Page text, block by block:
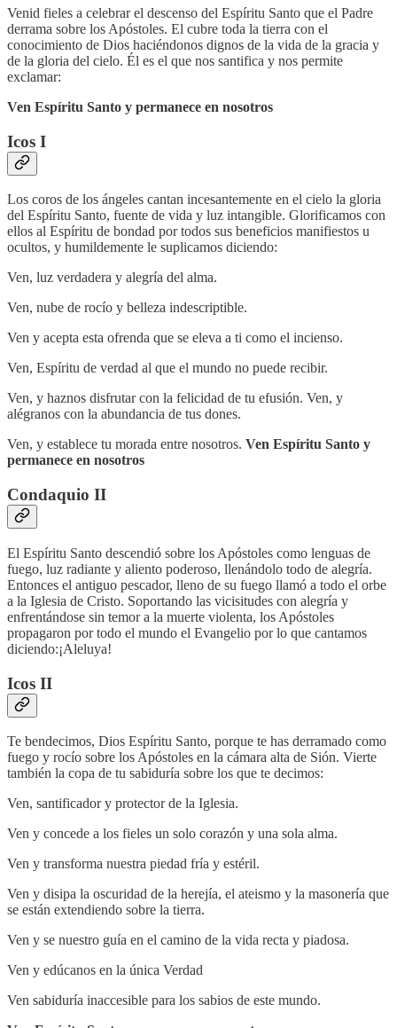
Venid fieles a celebrar el descenso del Espíritu Santo que el Padre
derrama sobre los Apóstoles. El cubre toda la tierra con el
conocimiento de Dios haciéndonos dignos de la vida de la gracia y
de la gloria del cielo. Él es el que nos santifica y nos permite
exclamar:
Ven Espíritu Santo y permanece en nosotros
Icos I
Los coros de los ángeles cantan incesantemente en el cielo la gloria
del Espíritu Santo, fuente de vida y luz intangible. Glorificamos con
ellos al Espíritu de bondad por todos sus beneficios manifiestos u
ocultos, y humildemente le suplicamos diciendo:
Ven, luz verdadera y alegría del alma.
Ven, nube de rocío y belleza indescriptible.
Ven y acepta esta ofrenda que se eleva a ti como el incienso.
Ven, Espíritu de verdad al que el mundo no puede recibir.
Ven, y haznos disfrutar con la felicidad de tu efusión. Ven, y
alégranos con la abundancia de tus dones.
Ven, y establece tu morada entre nosotros. Ven Espíritu Santo y
permanece en nosotros
Condaquio II
El Espíritu Santo descendió sobre los Apóstoles como lenguas de
fuego, luz radiante y aliento poderoso, llenándolo todo de alegría.
Entonces el antiguo pescador, lleno de su fuego llamó a todo el orbe
a la Iglesia de Cristo. Soportando las vicisitudes con alegría y
enfrentándose sin temor a la muerte violenta, los Apóstoles
propagaron por todo el mundo el Evangelio por lo que cantamos
diciendo:¡Aleluya!
Icos II
Te bendecimos, Dios Espíritu Santo, porque te has derramado como
fuego y rocío sobre los Apóstoles en la cámara alta de Sión. Vierte
también la copa de tu sabiduría sobre los que te decimos:
Ven, santificador y protector de la Iglesia.
Ven y concede a los fieles un solo corazón y una sola alma.
Ven y transforma nuestra piedad fría y estéril.
Ven y disipa la oscuridad de la herejía, el ateismo y la masonería que
se están extendiendo sobre la tierra.
Ven y se nuestro guía en el camino de la vida recta y piadosa.
Ven y edúcanos en la única Verdad
Ven sabiduría inaccesible para los sabios de este mundo.